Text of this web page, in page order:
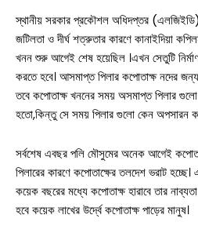
স্থানীয় সরকার প্রকৌশল অধিদপ্তর (এলজিইডি)
জটিলতা ও দীর্ঘ শত্রুতার কারণে কানাইদিয়া
খনন শুরু আগেই শেষ হয়েছিল ।এখন সেতুটি
করতে হবে। আসমাপ্ত পিলার কপোতাক্ষ নদের জন্য
তবে কপোতাক্ষ খননের সময় অসমাপ্ত পিলার
হতো,কিন্তু সে সময় পিলার গুলো কেন অপসারন
সর্বশেষ এবছর পলি মৌসুমের অনেক আগেই
পিলারের কারণে কপোতাক্ষের তলদেশ ভরাট
কয়েক বছরের মধ্যে কপোতাক্ষ হারাবে তার
হবে কয়েক লাখের উর্দ্বে কপোতাক্ষ পাড়ের মানুষ।